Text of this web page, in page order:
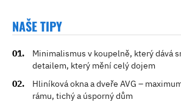
NAŠE TIPY
Minimalismus v koupelně, který dává
detailem, který mění celý dojem
Hliníková okna a dveře AVG –
rámu, tichý a úsporný dům